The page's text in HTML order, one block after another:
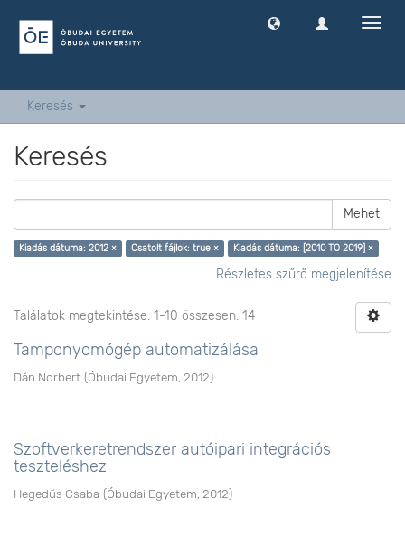
Keresés
Keresés
Mehet
Kiadás dátuma: 2012 × Csatolt fájlok: true × Kiadás dátuma: [2010 TO 2019] ×
Részletes szűrő megjelenítése
Találatok megtekintése: 1-10 összesen: 14
Tamponyomógép automatizálása
Dán Norbert (Óbudai Egyetem 2012)
Szoftverkeretrendszer autóipari integrációs
teszteléshez
Hegedűs Csaba (Óbudai Egyetem 2012)